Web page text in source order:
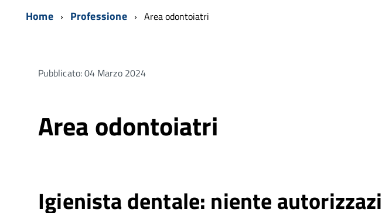
Home Professione Area odontoiatri
Pubblicato: 04 Marzo 2024
Area odontoiatri
Igienista dentale: niente